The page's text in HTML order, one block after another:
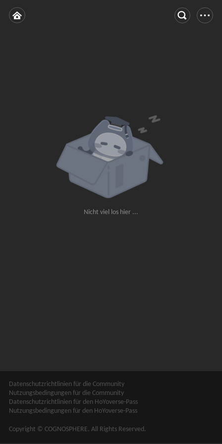
Nicht viel los hier ...
Datenschutzrichtlinien für die Community
Nutzungsbedingungen für die Community
Datenschutzrichtlinien für den HoYoverse-Pass
Nutzungsbedingungen für den HoYoverse-Pass
Copyright © COGNOSPHERE. All Rights Reserved.